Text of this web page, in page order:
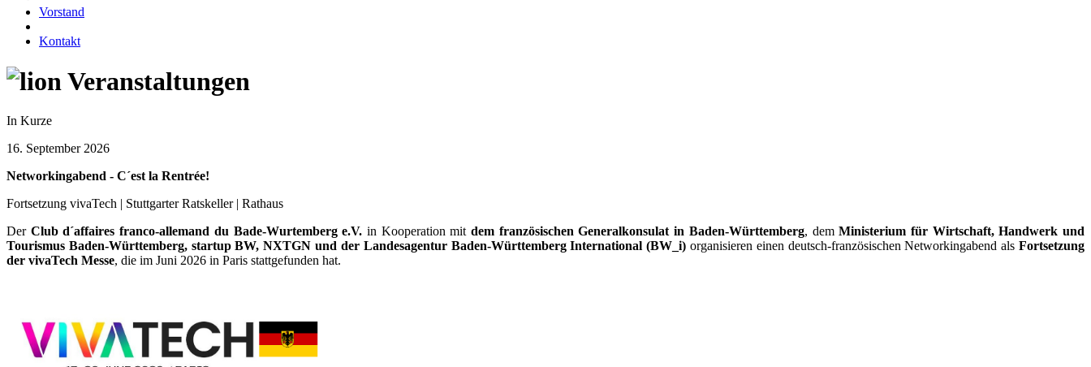
Vorstand
Kontakt
Veranstaltungen
In Kurze
16. September 2026
Networkingabend - C´est la Rentrée!
Fortsetzung vivaTech | Stuttgarter Ratskeller | Rathaus
Der Club d´affaires franco-allemand du Bade-Wurtemberg e.V. in Kooperation mitdem französischen Generalkonsulat in Baden-Württemberg, demMinisterium für Wirtschaft, Handwerk und
Tourismus Baden-Württemberg, startup BW, NXTGN und der Landesagentur Baden-Württemberg International (BW_i) organisieren einen deutsch-französischen Networkingabend als Fortsetzung
der vivaTech Messe, die im Juni 2026 in Paris stattgefunden hat.